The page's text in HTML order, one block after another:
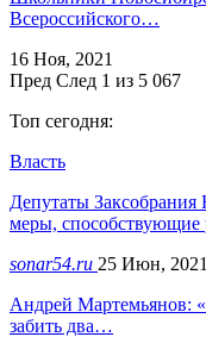
Всероссийского…
16 Ноя, 2021
Пред След 1 из 5 067
Топ сегодня:
Власть
Депутаты
меры,
sonar54.ru 25 Июн, 2021
Андрей Мартемьянов:
забить два…